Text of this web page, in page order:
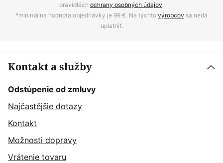
pravidlách ochrany osobných údajov.
*minimálna hodnota objednávky je 99 €. Na týchtovýrobcov sa nedá
uplatniť.
Kontakt a služby
Odstúpenie od zmluvy
Najčastějšie dotazy
Kontakt
Možnosti dopravy
Vrátenie tovaru